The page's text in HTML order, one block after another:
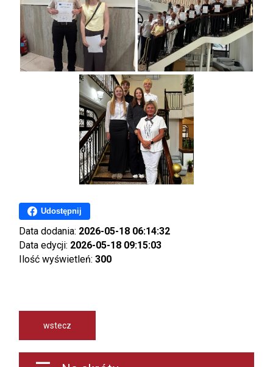
Udostępnij
Data dodania: 2026-05-18 06:14:32
Data edycji: 2026-05-18 09:15:03
Ilość wyświetleń:300
wstecz